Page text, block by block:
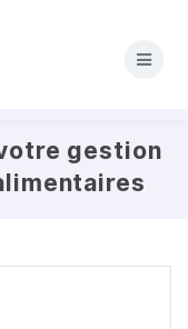
gestion